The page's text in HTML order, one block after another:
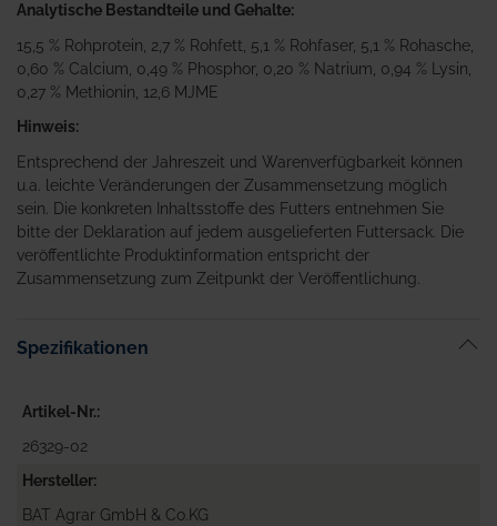
Analytische Bestandteile und Gehalte:
15,5 % Rohprotein, 2,7 % Rohfett, 5,1 % Rohfaser, 5,1 % Rohasche,
0,60 % Calcium, 0,49 % Phosphor, 0,20 % Natrium, 0,94 % Lysin,
0,27 % Methionin, 12,6 MJME
Hinweis:
Entsprechend der Jahreszeit und Warenverfügbarkeit können
u.a. leichte Veränderungen der Zusammensetzung möglich
sein. Die konkreten Inhaltsstoffe des Futters entnehmen Sie
bitte der Deklaration auf jedem ausgelieferten Futtersack. Die
veröffentlichte Produktinformation entspricht der
Zusammensetzung zum Zeitpunkt der Veröffentlichung.
Spezifikationen
Artikel-Nr.
26329-02
Hersteller
BAT Agrar GmbH & Co.KG